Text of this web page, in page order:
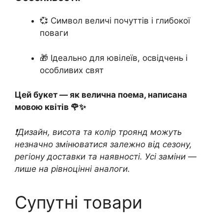
💞 Символ величі почуттів і глибокої
поваги
🎁 Ідеально для ювілеїв, освідчень і
особливих свят
Цей букет — як велична поема, написана
мовою квітів 🌹✨
❗️Дизайн, висота та колір троянд можуть
незначно змінюватися залежно від сезону,
регіону доставки та наявності. Усі заміни —
лише на рівноцінні аналоги.
Супутні товари